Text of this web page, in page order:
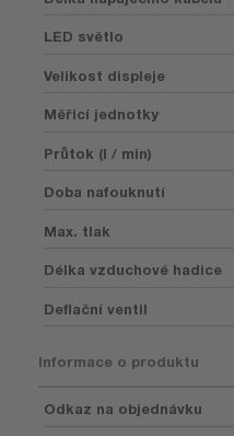
LED světlo
Velikost displeje
Měřicí jednotky
Průtok (l / min)
Doba nafouknutí
Max. tlak
Délka vzduchové hadice
Deflační ventil
Informace o produktu
Odkaz na objednávku